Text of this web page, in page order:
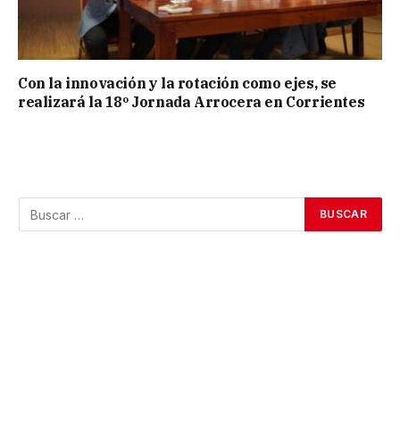
Con la innovación y la rotación como ejes, se
realizará la 18º Jornada Arrocera en Corrientes